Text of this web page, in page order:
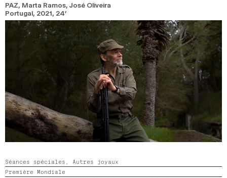
PAZ, Marta Ramos, José Oliveira
Portugal, 2021, 24’
Séances spéciales, Autres joyaux
Première Mondiale